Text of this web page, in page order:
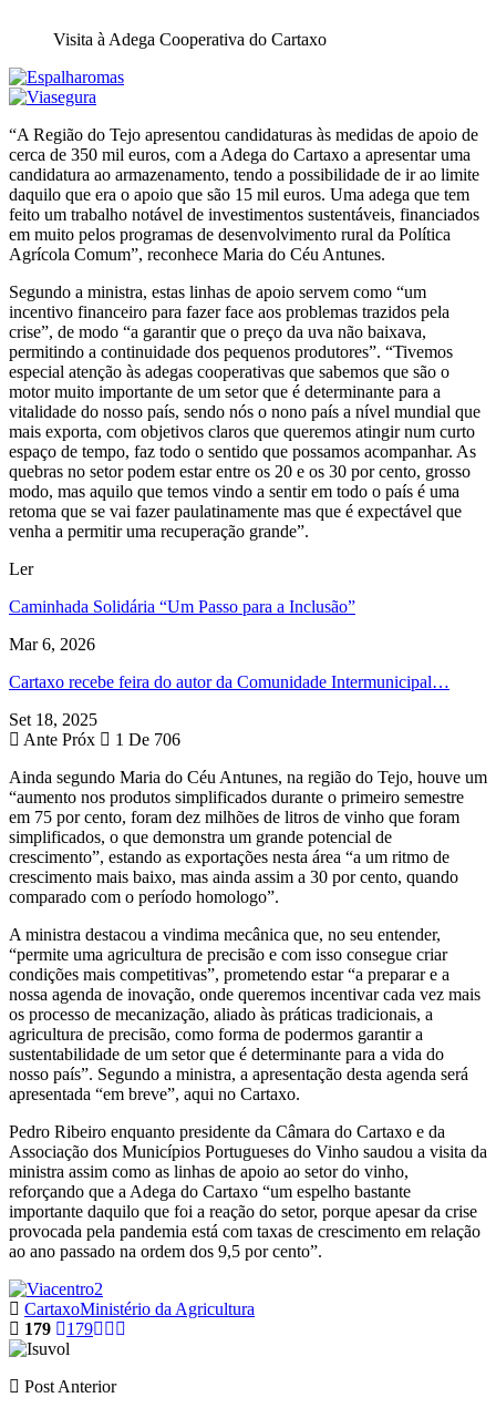
Visita à Adega Cooperativa do Cartaxo
“A Região do Tejo apresentou candidaturas às medidas de apoio de
cerca de 350 mil euros, com a Adega do Cartaxo a apresentar uma
candidatura ao armazenamento, tendo a possibilidade de ir ao limite
daquilo que era o apoio que são 15 mil euros. Uma adega que tem
feito um trabalho notável de investimentos sustentáveis, financiados
em muito pelos programas de desenvolvimento rural da Política
Agrícola Comum”, reconhece Maria do Céu Antunes.
Segundo a ministra, estas linhas de apoio servem como “um
incentivo financeiro para fazer face aos problemas trazidos pela
crise”, de modo “a garantir que o preço da uva não baixava,
permitindo a continuidade dos pequenos produtores”. “Tivemos
especial atenção às adegas cooperativas que sabemos que são o
motor muito importante de um setor que é determinante para a
vitalidade do nosso país, sendo nós o nono país a nível mundial que
mais exporta, com objetivos claros que queremos atingir num curto
espaço de tempo, faz todo o sentido que possamos acompanhar. As
quebras no setor podem estar entre os 20 e os 30 por cento, grosso
modo, mas aquilo que temos vindo a sentir em todo o país é uma
retoma que se vai fazer paulatinamente mas que é expectável que
venha a permitir uma recuperação grande”.
Ler
Caminhada Solidária “Um Passo para a Inclusão”
Mar 6, 2026
Cartaxo recebe feira do autor da Comunidade Intermunicipal…
Set 18, 2025
Ante Próx
1 De 706
Ainda segundo Maria do Céu Antunes, na região do Tejo, houve um
“aumento nos produtos simplificados durante o primeiro semestre
em 75 por cento, foram dez milhões de litros de vinho que foram
simplificados, o que demonstra um grande potencial de
crescimento”, estando as exportações nesta área “a um ritmo de
crescimento mais baixo, mas ainda assim a 30 por cento, quando
comparado com o período homologo”.
A ministra destacou a vindima mecânica que, no seu entender,
“permite uma agricultura de precisão e com isso consegue criar
condições mais competitivas”, prometendo estar “a preparar e a
nossa agenda de inovação, onde queremos incentivar cada vez mais
os processo de mecanização, aliado às práticas tradicionais, a
agricultura de precisão, como forma de podermos garantir a
sustentabilidade de um setor que é determinante para a vida do
nosso país”. Segundo a ministra, a apresentação desta agenda será
apresentada “em breve”, aqui no Cartaxo.
Pedro Ribeiro enquanto presidente da Câmara do Cartaxo e da
Associação dos Municípios Portugueses do Vinho saudou a visita da
ministra assim como as linhas de apoio ao setor do vinho,
reforçando que a Adega do Cartaxo “um espelho bastante
importante daquilo que foi a reação do setor, porque apesar da crise
provocada pela pandemia está com taxas de crescimento em relação
ao ano passado na ordem dos 9,5 por cento”.
CartaxoMinistério da Agricultura
179
179
Post Anterior